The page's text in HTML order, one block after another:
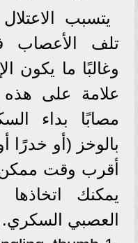
يتسبب
تلف الأعصاب
وغالبًا ما يكون
علامة على هذه
مصابًا بداء
بالوخز (أو خدرًا
أقرب وقت
يمكنك اتخاذها
العصبي السكري.